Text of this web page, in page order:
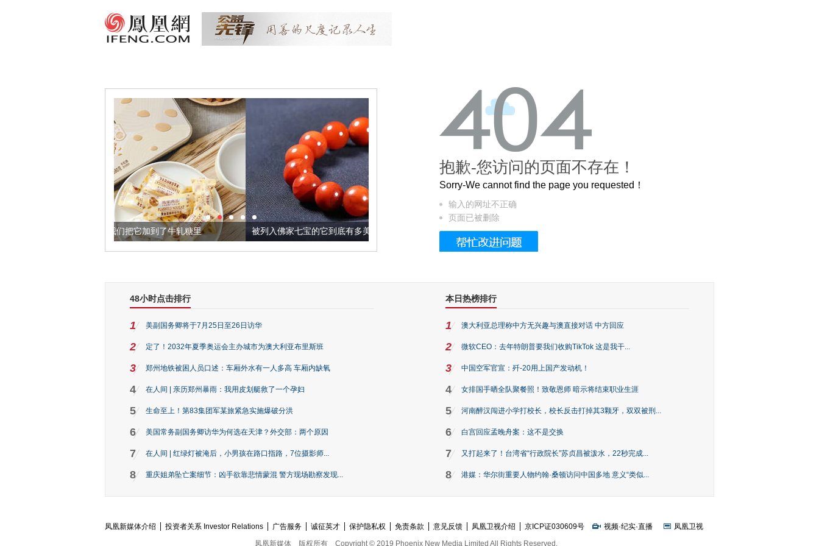
亚麻籽，我们把它加到了牛轧糖里 被列入佛家七宝的它到底有多美？ 这个3.2米的长卷，还原了600岁的紫禁城
抱歉-您访问的页面不存在！
Sorry-We cannot find the page you requested！
输入的网址不正确
页面已被删除
48小时点击排行
1 美副国务卿将于7月25日至26日访华
2 定了！2032年夏季奥运会主办城市为澳大利亚布里斯班
3 郑州地铁被困人员口述：车厢外水有一人多高 车厢内缺氧
4 在人间 | 亲历郑州暴雨：我用皮划艇救了一个孕妇
5 生命至上！第83集团军某旅紧急实施爆破分洪
6 美国常务副国务卿访华为何选在天津？外交部：两个原因
7 在人间 | 红绿灯被淹后，小男孩在路口指路，7位摄影师...
8 重庆姐弟坠亡案细节：凶手欲靠悲情蒙混 警方现场勘察发现...
本日热榜排行
1 澳大利亚总理称中方无兴趣与澳直接对话 中方回应
2 微软CEO：去年特朗普要我们收购TikTok 这是我干...
3 中国空军官宣：歼-20用上国产发动机！
4 女排国手晒全队聚餐照！致敬恩师 暗示将结束职业生涯
5 河南醉汉闯进小学打校长，校长反击打掉其3颗牙，双双被刑...
6 白宫回应孟晚舟案：这不是交换
7 又打起来了！台湾省“行政院长”苏贞昌被泼水，22秒完成...
8 港媒：华尔街重要人物约翰·桑顿访问中国多地 意义“类似...
凤凰新媒体介绍 投资者关系 Investor Relations 广告服务 诚征英才 保护隐私权 免责条款 意见反馈 凤凰卫视介绍 京ICP证030609号 视频·纪实·直播
凤凰卫视
凤凰新媒体
版权所有 Copyright © 2019 Phoenix New Media Limited All Rights Reserved.